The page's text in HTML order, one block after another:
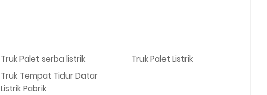
Truk Palet serba listrik
Truk Palet Listrik
Truk Tempat Tidur Datar
Listrik Pabrik